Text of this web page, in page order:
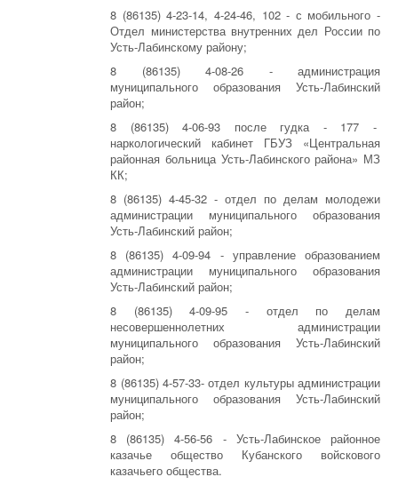
8 (86135) 4-23-14, 4-24-46, 102 - с мобильного -
Отдел министерства внутренних дел России по
Усть-Лабинскому району;
8 (86135) 4-08-26 - администрация
муниципального образования Усть-Лабинский
район;
8 (86135) 4-06-93 после гудка - 177 -
наркологический кабинет ГБУЗ «Центральная
районная больница Усть-Лабинского района» МЗ
КК;
8 (86135) 4-45-32 - отдел по делам молодежи
администрации муниципального образования
Усть-Лабинский район;
8 (86135) 4-09-94 - управление образованием
администрации муниципального образования
Усть-Лабинский район;
8 (86135) 4-09-95 - отдел по делам
несовершеннолетних администрации
муниципального образования Усть-Лабинский
район;
8 (86135) 4-57-33- отдел культуры администрации
муниципального образования Усть-Лабинский
район;
8 (86135) 4-56-56 - Усть-Лабинское районное
казачье общество Кубанского войскового
казачьего общества.